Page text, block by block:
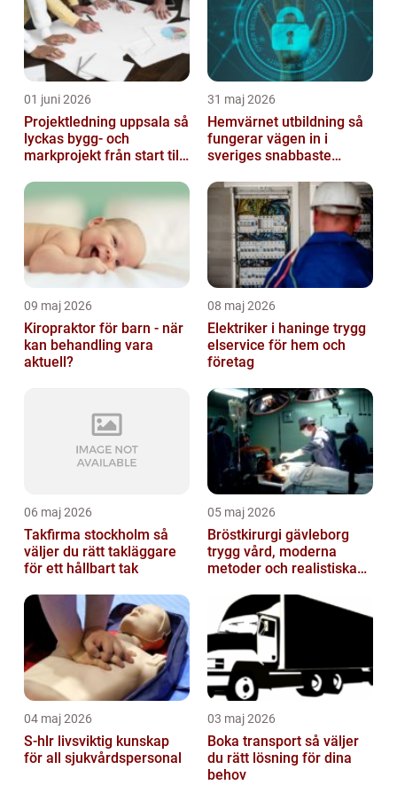
01 juni 2026
Projektledning uppsala så
lyckas bygg- och
markprojekt från start till
31 maj 2026
Hemvärnet utbildning så
fungerar vägen in i
sveriges snabbaste
09 maj 2026
Kiropraktor för barn - när
kan behandling vara
aktuell?
08 maj 2026
Elektriker i haninge trygg
elservice för hem och
företag
06 maj 2026
Takfirma stockholm så
väljer du rätt takläggare
för ett hållbart tak
05 maj 2026
Bröstkirurgi gävleborg
trygg vård, moderna
metoder och realistiska
04 maj 2026
S-hlr livsviktig kunskap
för all sjukvårdspersonal
03 maj 2026
Boka transport så väljer
du rätt lösning för dina
behov